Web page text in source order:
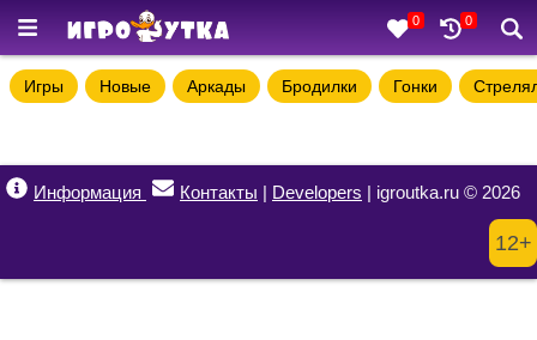
0 0
Игры Новые Аркады Бродилки Гонки
Информация Контакты | Developers | igroutka.ru © 2026
12+